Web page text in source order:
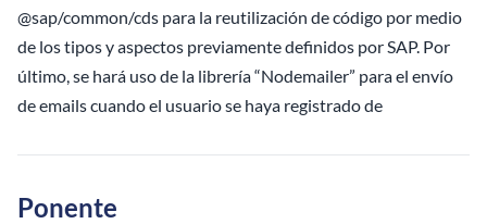
@sap/common/cds para la reutilización de código por medio
de los tipos y aspectos previamente definidos por SAP. Por
último, se hará uso de la librería “Nodemailer” para el envío
de emails cuando el usuario se haya registrado de
Ponente